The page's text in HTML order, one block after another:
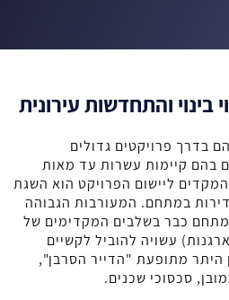
בינוי והתחדשות עירונית
הם בדרך פרויקטים גדולים
בהם קיימות עשרות עד מאות
ליישום הפרויקט הוא השגת
בעלי הדירות במתחם. המעורבות הגבוהה
כבר בשלבים המקדימים של
עשויה להוביל לקשיים
היתר מתופעת "הדייר הסרבן",
סכסוכי שכנים.